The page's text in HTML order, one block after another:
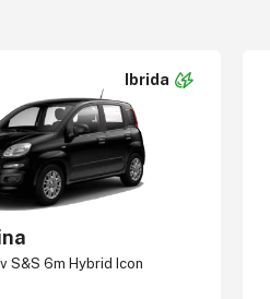
Ibrida
S&S 6m Hybrid Icon